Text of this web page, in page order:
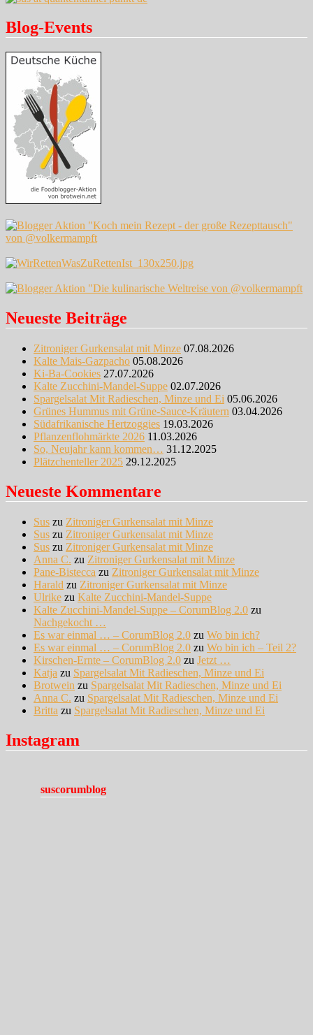
Blog-Events
Neueste Beiträge
Zitroniger Gurkensalat mit Minze 07.08.2026
Kalte Mais-Gazpacho 05.08.2026
Ki-Ba-Cookies 27.07.2026
Kalte Zucchini-Mandel-Suppe 02.07.2026
Spargelsalat Mit Radieschen, Minze und Ei 05.06.2026
Grünes Hummus mit Grüne-Sauce-Kräutern 03.04.2026
Südafrikanische Hertzoggies 19.03.2026
Pflanzenflohmärkte 2026 11.03.2026
So, Neujahr kann kommen… 31.12.2025
Plätzchenteller 2025 29.12.2025
Neueste Kommentare
Sus zu Zitroniger Gurkensalat mit Minze
Sus zu Zitroniger Gurkensalat mit Minze
Sus zu Zitroniger Gurkensalat mit Minze
Anna C. zu Zitroniger Gurkensalat mit Minze
Pane-Bistecca zu Zitroniger Gurkensalat mit Minze
Harald zu Zitroniger Gurkensalat mit Minze
Ulrike zu Kalte Zucchini-Mandel-Suppe
Kalte Zucchini-Mandel-Suppe – CorumBlog 2.0 zu
Nachgekocht …
Es war einmal … – CorumBlog 2.0 zu Wo bin ich?
Es war einmal … – CorumBlog 2.0 zu Wo bin ich – Teil 2?
Kirschen-Ernte – CorumBlog 2.0 zu Jetzt …
Katja zu Spargelsalat Mit Radieschen, Minze und Ei
Brotwein zu Spargelsalat Mit Radieschen, Minze und Ei
Anna C. zu Spargelsalat Mit Radieschen, Minze und Ei
Britta zu Spargelsalat Mit Radieschen, Minze und Ei
Instagram
suscorumblog